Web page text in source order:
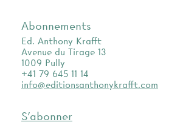
Abonnements
Ed. Anthony Krafft
Avenue du Tirage 13
1009 Pully
+41 79 645 11 14
info@editionsanthonykrafft.com
S'abonner